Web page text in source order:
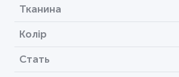
Тканина
Колір
Стать